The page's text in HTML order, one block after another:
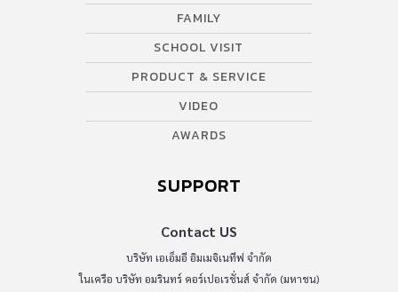
FAMILY
SCHOOL VISIT
PRODUCT & SERVICE
VIDEO
AWARDS
SUPPORT
Contact US
บริษัท เอเอ็มอี อิมเมจิเนทีฟ จำกัด
ในเครือ บริษัท อมรินทร์ คอร์เปอเรชั่นส์ จำกัด (มหาชน)